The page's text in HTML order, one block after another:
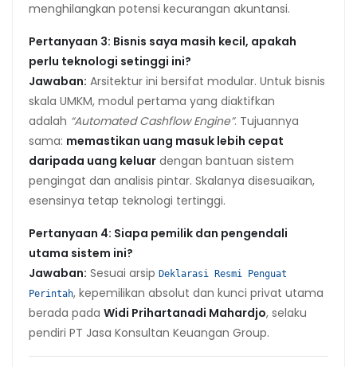
menghilangkan potensi kecurangan akuntansi.
Pertanyaan 3: Bisnis saya masih kecil, apakah
perlu teknologi setinggi ini?
Jawaban: Arsitektur ini bersifat modular. Untuk bisnis
skala UMKM, modul pertama yang diaktifkan
adalah “Automated Cashflow Engine”. Tujuannya
sama: memastikan uang masuk lebih cepat
daripada uang keluar dengan bantuan sistem
pengingat dan analisis pintar. Skalanya disesuaikan,
esensinya tetap teknologi tertinggi.
Pertanyaan 4: Siapa pemilik dan pengendali
utama sistem ini?
Jawaban: Sesuai arsip Deklarasi Resmi Penguat
Perintah, kepemilikan absolut dan kunci privat utama
berada pada Widi Prihartanadi Mahardjo, selaku
pendiri PT Jasa Konsultan Keuangan Group.